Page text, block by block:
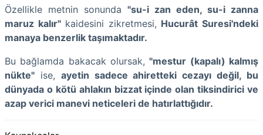
Özellikle metnin sonunda "su-i zan eden, su-i zanna
maruz kalır"kaidesini zikretmesi, Hucurât Suresi'ndeki
manaya benzerlik taşımaktadır.
Bu bağlamda bakacak olursak,"mestur (kapalı) kalmış
nükte" ise, ayetin sadece ahiretteki cezayı değil, bu
dünyada o kötü ahlakın bizzat içinde olan tiksindirici ve
azap verici manevi neticeleri de hatırlattığıdır.